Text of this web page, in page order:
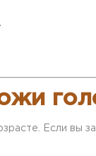
Если вы